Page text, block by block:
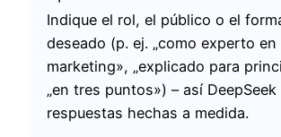
Indique el rol, el público o el
deseado (p. ej. „como experto en
marketing», „explicado para
„en tres puntos») – así
respuestas hechas a medida.